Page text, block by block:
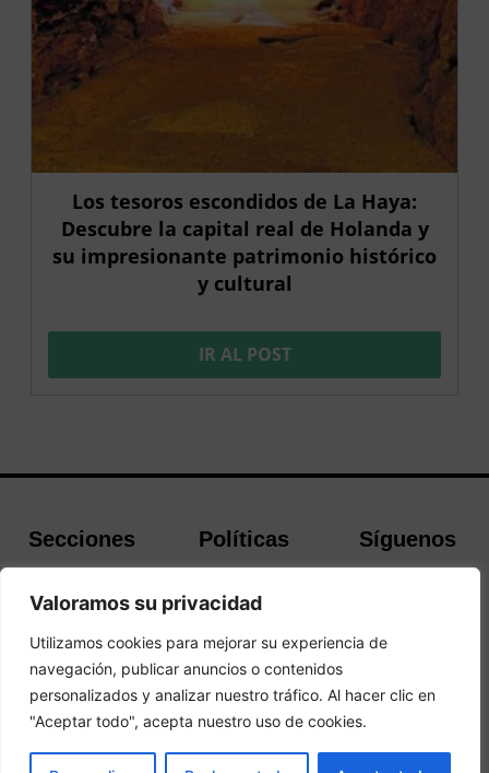
Valoramos su privacidad
Utilizamos cookies para mejorar su experiencia de
navegación, publicar anuncios o contenidos
personalizados y analizar nuestro tráfico. Al hacer clic en
"Aceptar todo", acepta nuestro uso de cookies.
Los tesoros escondidos de La Haya:
Descubre la capital real de Holanda y
su impresionante patrimonio histórico
y cultural
IR AL POST
Secciones
Buscador de
Políticas
cookies
Política de
Privacidad
Síguenos